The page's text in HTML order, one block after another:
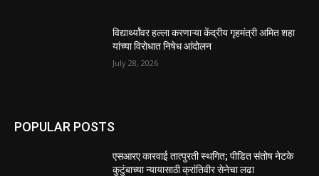
विद्यार्थ्यांवर हल्ला करणाऱ्या केंद्रीय गृहमंत्री अमित शहा
यांच्या विरोधात निषेध आंदोलन
July 28, 2026
POPULAR POSTS
एसआरए कारवाई तात्पुरती स्थगित; पीडित संतोष नेटके
कुटुंबाच्या न्यायासाठी क्रांतिवीर सेनेचा लढा